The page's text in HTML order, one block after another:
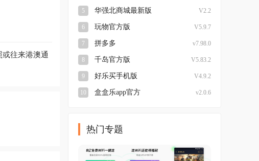
往来港澳通
5 华强北商城最新版 V2.2
6 玩物官方版 V5.9.7
7 拼多多 v7.98.0
8 千岛官方版 V5.83.2
9 好乐买手机版 V4.9.2
10 盒盒乐app官方 v2.0.6
热门专题